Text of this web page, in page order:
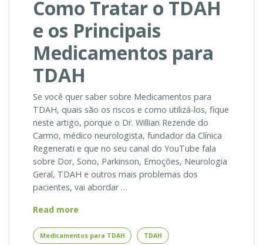
Como Tratar o TDAH
e os Principais
Medicamentos para
TDAH
Se você quer saber sobre Medicamentos para
TDAH, quais são os riscos e como utilizá-los, fique
neste artigo, porque o Dr. Willian Rezende do
Carmo, médico neurologista, fundador da Clínica
Regenerati e que no seu canal do YouTube fala
sobre Dor, Sono, Parkinson, Emoções, Neurologia
Geral, TDAH e outros mais problemas dos
pacientes, vai abordar …
Read more
o
Medicamentos para TDAH TDAH